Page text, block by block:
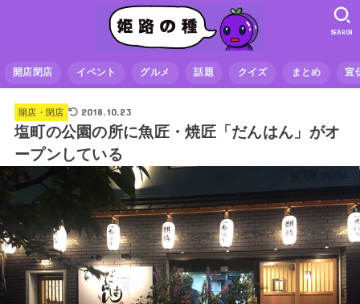
開店閉店 イベント グルメ 話題 クイズ まとめ 宣
SEARCH
開店・閉店 2018.10.23
塩町の公園の所に魚匠・焼匠「だんはん」がオ
ープンしている